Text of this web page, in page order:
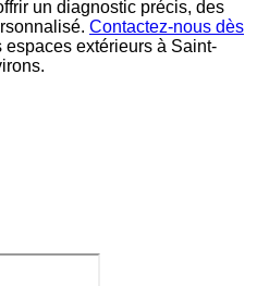
un diagnostic précis, des
Contactez-nous dès
espaces extérieurs à Saint-